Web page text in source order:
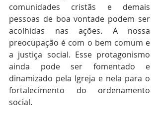
comunidades cristãs e demais
pessoas de boa vontade podem ser
acolhidas nas ações. A nossa
preocupação é com o bem comum e
a justiça social. Esse protagonismo
ainda pode ser fomentado e
dinamizado pela Igreja e nela para o
fortalecimento do ordenamento
social.